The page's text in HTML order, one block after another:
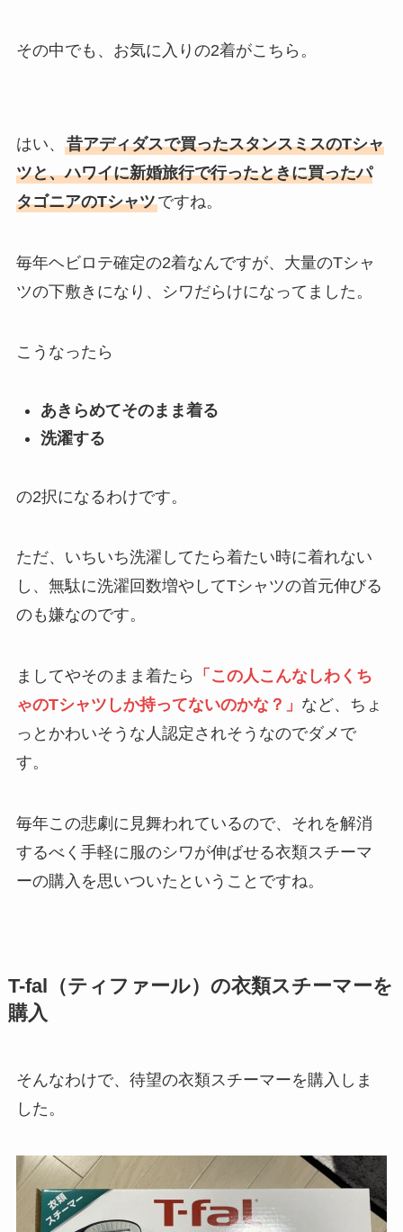
その中でも、お気に入りの2着がこちら。
はい、 昔アディダスで買ったスタンスミスのTシャ
ツと、ハワイに新婚旅行で行ったときに買ったパ
タゴニアのTシャツですね。
毎年ヘビロテ確定の2着なんですが、大量のTシャ
ツの下敷きになり、シワだらけになってました。
こうなったら
あきらめてそのまま着る
洗濯する
の2択になるわけです。
ただ、いちいち洗濯してたら着たい時に着れない
し、無駄に洗濯回数増やしてTシャツの首元伸びる
のも嫌なのです。
ましてやそのまま着たら
「この人こんなしわくち
ゃのTシャツしか持ってないのかな？」 など、ちょ
っとかわいそうな人認定されそうなのでダメで
す。
毎年この悲劇に見舞われているので、それを解消
するべく手軽に服のシワが伸ばせる衣類スチーマ
ーの購入を思いついたということですね。
T-fal（ティファール）の衣類スチーマーを
購入
そんなわけで、待望の衣類スチーマーを購入しま
した。